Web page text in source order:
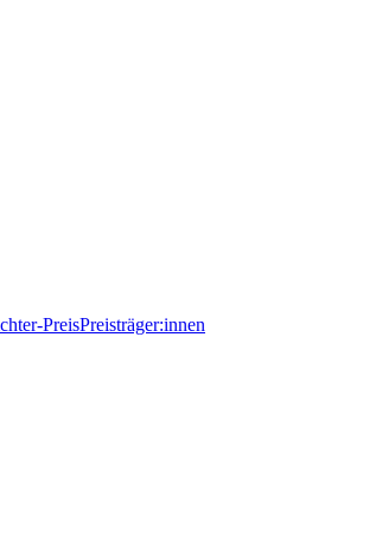
PreisPreisträger:innen